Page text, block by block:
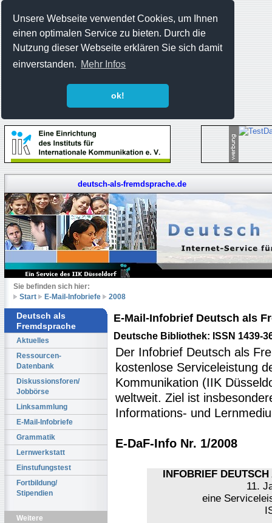
Unsere Webseite verwendet Cookies, um Ihnen
einen optimalen Service zu bieten. Durch die
Nutzung dieser Webseite erklären Sie sich damit
einverstanden. Mehr Infos
ok!
deutsch-als-fremdsprache.de
Sie befinden sich hier:
Start
E-Mail-Infobriefe 2008
Deutsch als
Fremdsprache
Aktuelles
Ressourcen-
Datenbank
Diskussionsforen/
Jobbörse
Linksammlung
E-Mail-Infobriefe
Grammatik
Lernwerkstatt
Einstufungstest
Fortbildung/
Stipendien
Weitere
E-Mail-Infobrief Deutsch als
Deutsche Bibliothek: ISSN 1439-
Der Infobrief Deutsch als
kostenlose Serviceleistung
Kommunikation (IIK
weltweit. Ziel ist
Informations- und
E-DaF-Info Nr. 1/2008
INFOBRIEF
11.
eine